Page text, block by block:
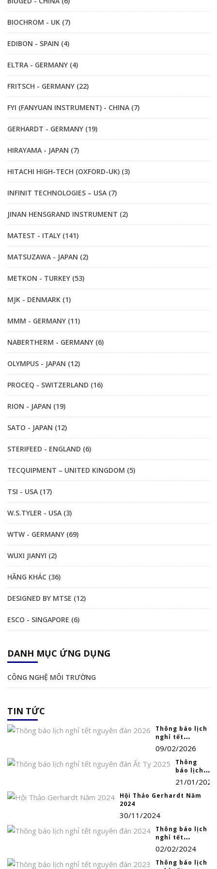
BIOCHROM - UK (7)
EDIBON - SPAIN (4)
ELTRA - GERMANY (4)
FRITSCH - GERMANY (22)
FYI (FANYUAN INSTRUMENT) - CHINA (7)
GERHARDT - GERMANY (19)
HIRAYAMA - JAPAN (7)
HITACHI HIGH-TECH (OXFORD-UK) (3)
INFINIT TECHNOLOGIES – USA (7)
JINAN HENSGRAND INSTRUMENT (2)
MATEST - ITALY (141)
MATSUZAWA - JAPAN (2)
METKON - TURKEY (53)
MJK - DENMARK (1)
MMM - GERMANY (11)
NABERTHERM - GERMANY (6)
OLYMPUS - JAPAN (12)
PROCEQ - SWITZERLAND (16)
RION - JAPAN (19)
SATO - JAPAN (12)
STERIFEED - ENGLAND (6)
TECQUIPMENT – UNITED KINGDOM (5)
TSI - USA (17)
W.S.TYLER - USA (3)
WTW - GERMANY (69)
WUXI JIANYI (2)
HÃNG KHÁC (36)
DESIGNED BY MTSE (12)
ESCO - SINGAPORE (6)
DANH MỤC ỨNG DỤNG
CÔNG NGHỆ MÔI TRƯỜNG
TIN TỨC
Thông báo lịch
nghỉ tết
nguyên đán
2026
09/02/2026
Thông
báo lịch
nghỉ tết
nguyên
đán Ất Tỵ
21/01/2025
Hội Thảo Gerhardt Năm
2024
30/11/2024
Thông báo lịch
nghỉ tết
nguyên đán
2024
02/02/2024
Thông báo lịch